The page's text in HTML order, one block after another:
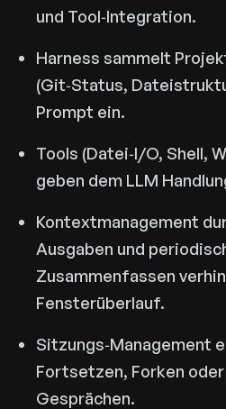
und Tool‑Integration.
Harness sammelt
(Git‑Status,
Prompt ein.
Tools (Datei‑I/O, Shell,
geben dem LLM
Kontextmanagement
Ausgaben und
Zusammenfassen
Fensterüberlauf.
Sitzungs‑Management
Fortsetzen, Forken
Gesprächen.